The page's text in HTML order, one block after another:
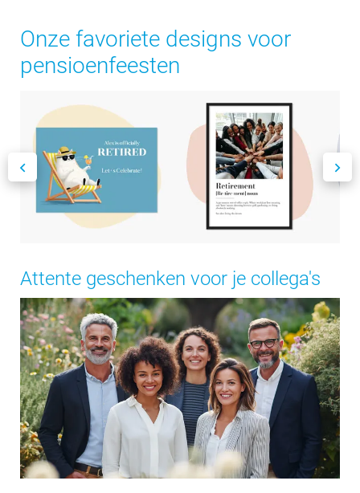
Onze favoriete designs voor
pensioenfeesten
Attente geschenken voor je collega's